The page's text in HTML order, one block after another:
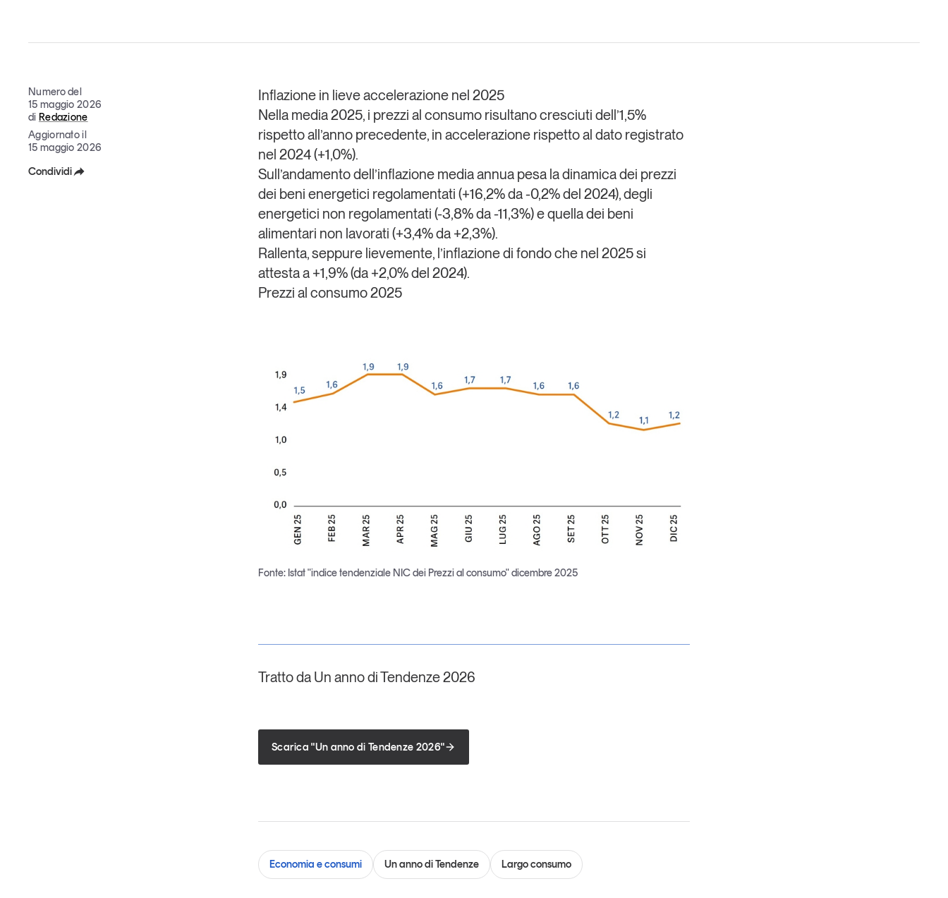
Chi siamo
Newsletter
Contatti
Tendenze è il magazine di GS1 Italy che racconta in modo
indipendente il cambiamento e le sfide del largo consumo e
dell’economia a professionisti e consumatori
Tendenze GS1 Italy
Numero del
15 maggio 2026
di Redazione
Aggiornato il
15 maggio 2026
Condividi
Inflazione in lieve accelerazione nel 2025
Nella media 2025, i prezzi al consumo risultano cresciuti dell’1,5%
rispetto all’anno precedente, in accelerazione rispetto al dato registrato
nel 2024 (+1,0%).
Sull’andamento dell’inflazione media annua pesa la dinamica dei prezzi
dei beni energetici regolamentati (+16,2% da -0,2% del 2024), degli
energetici non regolamentati (-3,8% da -11,3%) e quella dei beni
alimentari non lavorati (+3,4% da +2,3%).
Rallenta, seppure lievemente, l’inflazione di fondoche nel 2025 si
attesta a +1,9% (da +2,0% del 2024).
Prezzi al consumo 2025
Fonte: Istat "indice tendenziale NIC dei Prezzi al consumo" dicembre 2025
Tratto da Un anno di Tendenze 2026
Scarica "Un anno di Tendenze 2026"
Economia e consumi Un anno di Tendenze Largo consumo